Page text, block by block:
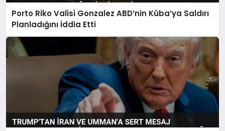
Porto Riko Valisi Gonzalez ABD’nin Küba’ya Saldırı
Planladığını İddia Etti